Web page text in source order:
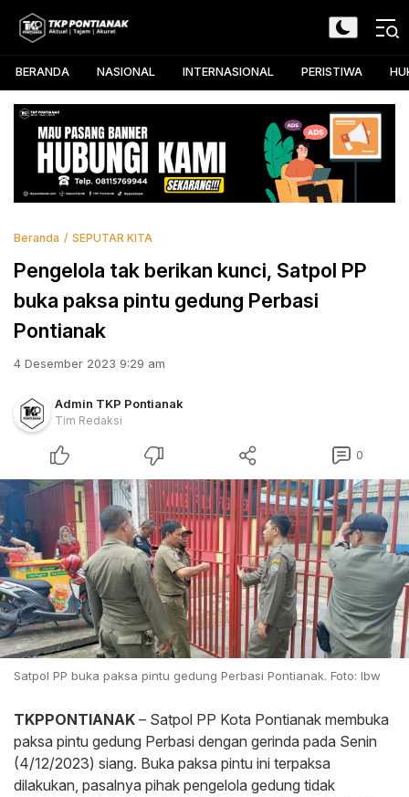
TKP Pontianak
Aktual, Tajam, dan Akurat
BERANDA NASIONAL INTERNASIONAL PERISTIWA
Beranda SEPUTAR KITA
Pengelola tak berikan kunci, Satpol PP
buka paksa pintu gedung Perbasi
Pontianak
4 Desember 2023 9:29 am
Admin TKP Pontianak
Tim Redaksi
0
Satpol PP buka paksa pintu gedung Perbasi Pontianak. Foto: Ibw
TKPPONTIANAK – Satpol PP Kota Pontianak membuka
paksa pintu gedung Perbasi dengan gerinda pada Senin
(4/12/2023) siang. Buka paksa pintu ini terpaksa
dilakukan, pasalnya pihak pengelola gedung tidak